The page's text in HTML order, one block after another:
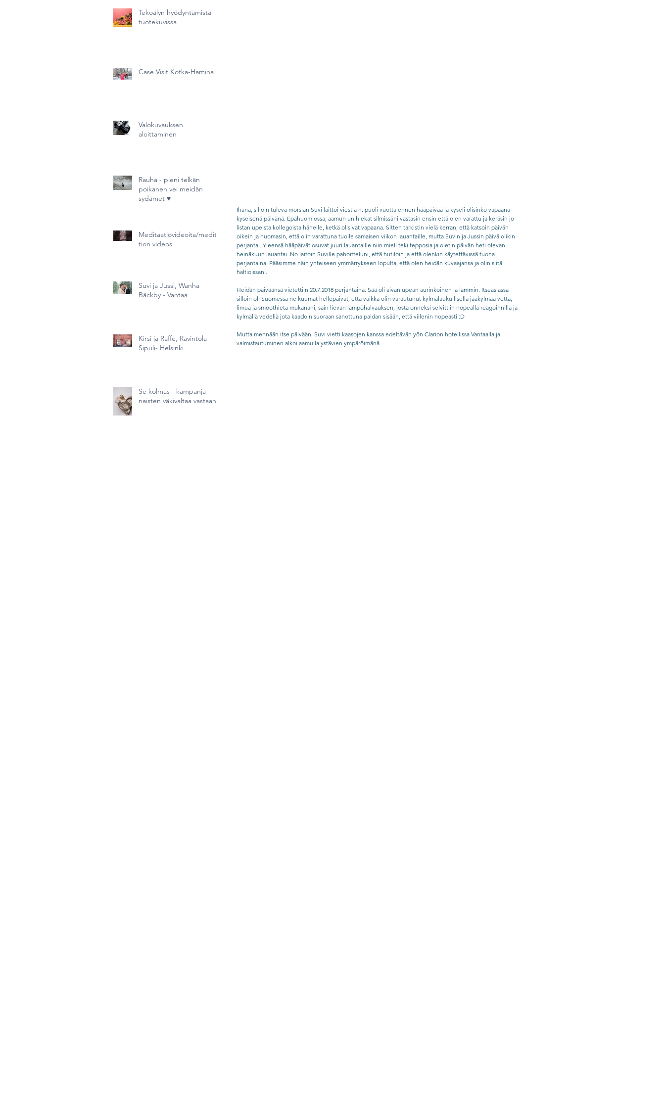
Tekoälyn hyödyntämistä
tuotekuvissa
Case Visit Kotka-Hamina
Valokuvauksen
aloittaminen
Rauha - pieni telkän
poikanen vei meidän
sydämet ♥
Meditaatiovideoita/medita
tion videos
Suvi ja Jussi, Wanha
Bäckby - Vantaa
Kirsi ja Raffe, Ravintola
Sipuli- Helsinki
Se kolmas - kampanja
naisten väkivaltaa vastaan
Ihana, silloin tuleva morsian Suvi laittoi viestiä n. puoli vuotta ennen hääpäivää ja kyseli olisinko vapaana
kyseisenä päivänä. Epähuomiossa, aamun unihiekat silmissäni vastasin ensin että olen varattu ja keräsin jo
listan upeista kollegoista hänelle, ketkä olisivat vapaana. Sitten tarkistin vielä kerran, että katsoin päivän
oikein ja huomasin, että olin varattuna tuolle samaisen viikon lauantaille, mutta Suvin ja Jussin päivä olikin
perjantai. Yleensä hääpäivät osuvat juuri lauantaille niin mieli teki tepposia ja oletin päivän heti olevan
heinäkuun lauantai. No laitoin Suville pahoitteluni, että hutiloin ja että olenkin käytettävissä tuona
perjantaina. Pääsimme näin yhteiseen ymmärrykseen lopulta, että olen heidän kuvaajansa ja olin siitä
haltioissani.
Heidän päiväänsä vietettiin 20.7.2018 perjantaina. Sää oli aivan upean aurinkoinen ja lämmin. Itseasiassa
silloin oli Suomessa ne kuumat hellepäivät, että vaikka olin varautunut kylmälaukullisella jääkylmää vettä,
limua ja smoothieta mukanani, sain lievan lämpöhalvauksen, josta onneksi selvittiin nopealla reagoinnilla ja
kylmällä vedellä jota kaadoin suoraan sanottuna paidan sisään, että viilenin nopeasti :D
Mutta mennään itse päivään. Suvi vietti kaasojen kanssa edeltävän yön Clarion hotellissa Vantaalla ja
valmistautuminen alkoi aamulla ystävien ympäröimänä.